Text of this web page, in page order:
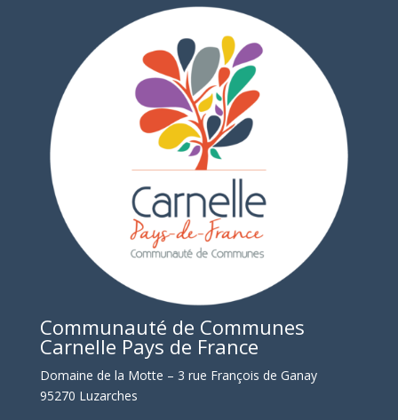
Communauté de Communes
Carnelle Pays de France
Domaine de la Motte – 3 rue François de Ganay
95270 Luzarches